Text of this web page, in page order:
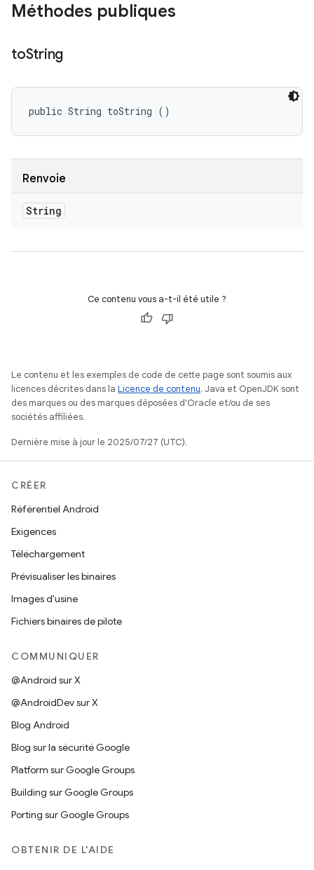
Méthodes publiques
toString
public String toString ()
Renvoie
String
Ce contenu vous a-t-il été utile ?
Le contenu et les exemples de code de cette page sont soumis aux
licences décrites dans la Licence de contenu. Java et OpenJDK sont
des marques ou des marques déposées d'Oracle et/ou de ses
sociétés affiliées.
Dernière mise à jour le 2025/07/27 (UTC).
CRÉER
Référentiel Android
Exigences
Téléchargement
Prévisualiser les binaires
Images d'usine
Fichiers binaires de pilote
COMMUNIQUER
@Android sur X
@AndroidDev sur X
Blog Android
Blog sur la sécurité Google
Platform sur Google Groups
Building sur Google Groups
Porting sur Google Groups
OBTENIR DE L'AIDE